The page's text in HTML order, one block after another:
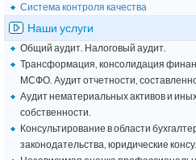
Система контроля качества
Наши услуги
Общий аудит. Налоговый аудит.
Трансформация, консолидация
МСФО. Аудит отчетности,
Аудит нематериальных активов и
собственности.
Консультирование в области
законодательства, юридические